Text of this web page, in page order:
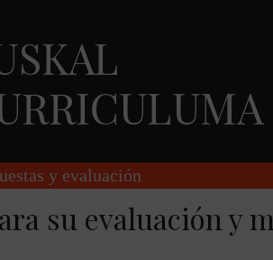
y evaluación
su evaluación y